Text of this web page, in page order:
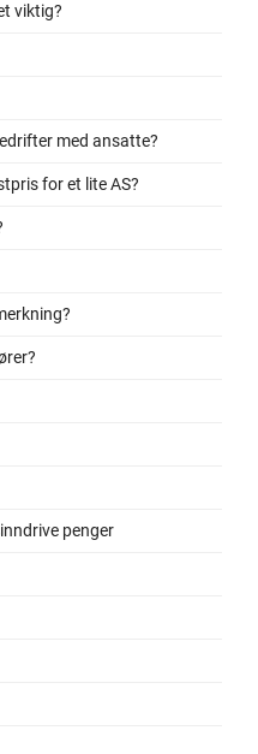
viktig?
med ansatte?
for et lite AS?
penger